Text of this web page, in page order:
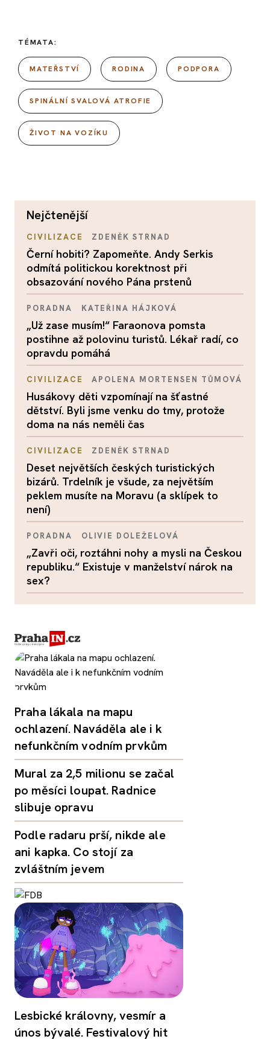
TÉMATA:
MATEŘSTVÍ RODINA PODPORA
SPINÁLNÍ SVALOVÁ ATROFIE
ŽIVOT NA VOZÍKU
nejčtenější
CIVILIZACE ZDENĚK STRNAD
Černí hobiti? Zapomeňte. Andy Serkis
odmítá politickou korektnost při
obsazování nového Pána prstenů
PORADNA KATEŘINA HÁJKOVÁ
„Už zase musím!“ Faraonova pomsta
postihne až polovinu turistů. Lékař radí, co
opravdu pomáhá
CIVILIZACE APOLENA MORTENSEN TŮMOVÁ
Husákovy děti vzpomínají na šťastné
dětství. Byli jsme venku do tmy, protože
doma na nás neměli čas
CIVILIZACE ZDENĚK STRNAD
Deset největších českých turistických
bizárů. Trdelník je všude, za největším
peklem musíte na Moravu (a sklípek to
není)
PORADNA OLIVIE DOLEŽELOVÁ
„Zavři oči, roztáhni nohy a mysli na Českou
republiku.“ Existuje v manželství nárok na
sex?
Praha lákala na mapu
ochlazení. Naváděla ale i k
nefunkčním vodním prvkům
Mural za 2,5 milionu se začal
po měsíci loupat. Radnice
slibuje opravu
Podle radaru prší, nikde ale
ani kapka. Co stojí za
zvláštním jevem
Lesbické královny, vesmír a
únos bývalé. Festivalový hit